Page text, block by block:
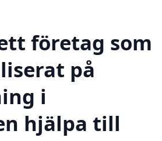
företag som
på
i
hjälpa till